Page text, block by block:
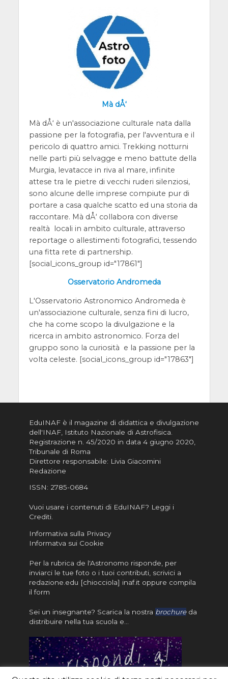
Mà dÅ‘
Mà dÅ‘ è un'associazione culturale nata dalla
passione per la fotografia, per l'avventura e il
pericolo di quattro amici. Trekking notturni
nelle parti più selvagge e meno battute della
Murgia, levatacce in riva al mare, infinite
attese tra le pietre di vecchi ruderi silenziosi,
sono alcune delle imprese compiute pur di
portare a casa qualche scatto ed una storia da
raccontare. Mà dÅ‘ collabora con diverse
realtà locali in ambito culturale, attraverso
reportage o allestimenti fotografici, tessendo
una fitta rete di partnership.
[social_icons_group id="17861"]
Osservatorio Andromeda
L'Osservatorio Astronomico Andromeda è
un'associazione culturale, senza fini di lucro,
che ha come scopo la divulgazione e la
ricerca in ambito astronomico. Forza del
gruppo sono la curiosità e la passione per la
volta celeste. [social_icons_group id="17863"]
EduINAF è il magazine di didattica e divulgazione
dell'INAF, Istituto Nazionale di Astrofisica
Registrazione n. 45/2020 in data 4 giugno 2020,
Tribunale di Roma
Direttore responsabile: Livia Giacomini
Redazione
ISSN: 2785-0684
Vuoi usare i contenuti di EduINAF? Leggi i
Crediti.
Informativa sulla Privacy
Informatva sui Cookie
Per la rubrica de l'Astronomo risponde, per
inviarci le tue foto o i tuoi contributi, scrivici a
redazione.edu [chiocciola] inaf.it oppure compila
il form
Sei un insegnante? Scarica la nostra brochureda
distribuire nella tua scuola e…